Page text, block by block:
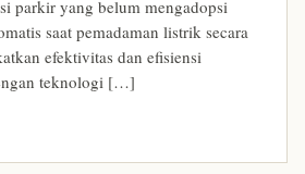
parkir yang belum mengadopsi
saat pemadaman listrik secara
efektivitas dan efisiensi
teknologi […]